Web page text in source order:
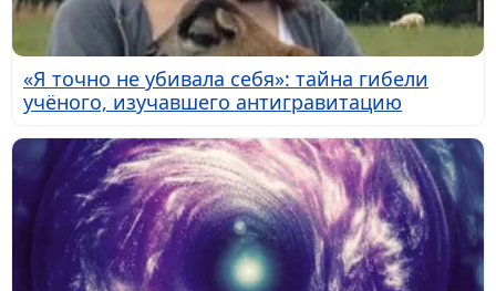
«Я точно не убивала себя»: тайна гибели
учёного, изучавшего антигравитацию